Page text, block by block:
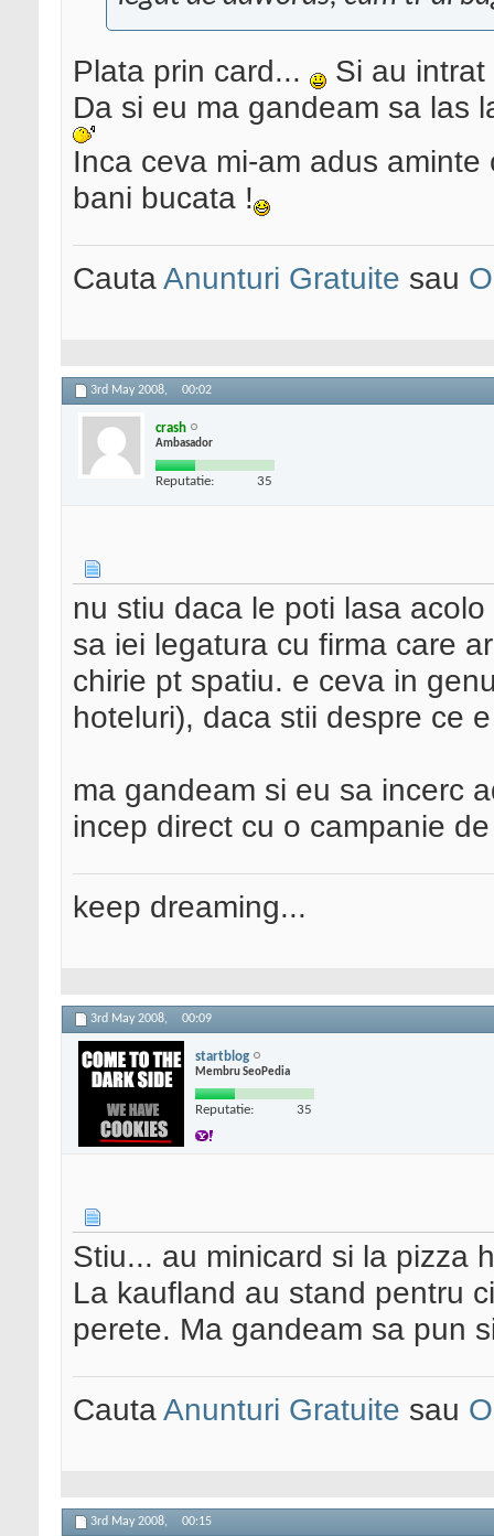
Plata prin card...
Si au
Da si eu ma gandeam sa las
Inca ceva mi-am adus
bani bucata !
CautaAnunturi Gratuite sau
3rd May 2008, 00:02
crash
Ambasador
Reputatie: 35
nu stiu daca le poti lasa
sa iei legatura cu firma care
chirie pt spatiu. e ceva in
hoteluri), daca stii despre ce
ma gandeam si eu sa incerc
incep direct cu o campanie
keep dreaming...
3rd May 2008, 00:09
startblog
Membru SeoPedia
Reputatie: 35
Stiu... au minicard si la pizza
La kaufland au stand pentru
perete. Ma gandeam sa pun
CautaAnunturi Gratuite sau
3rd May 2008, 00:15